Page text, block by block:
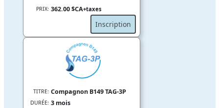
PRIX: 362.00 $CA+taxes
Inscription
TITRE: Compagnon B149 TAG-3P
DURÉE: 3 mois